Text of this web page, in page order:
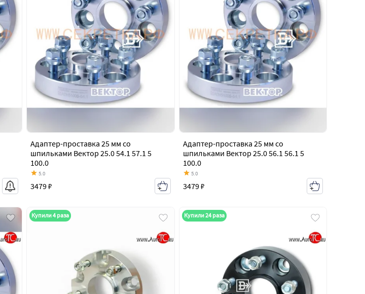
Адаптер-проставка 25 мм со
шпильками Вектор 25.0 54.1 57.1 5
100.0
5.0
3479 ₽
Адаптер-проставка 25 мм со
шпильками Вектор 25.0 56.1 56.1 5
100.0
5.0
3479 ₽
Купили 4 раза Купили 24 раза